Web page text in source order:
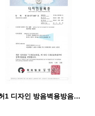
특허1 디자인 방음벽용방음판.pdf_page_1